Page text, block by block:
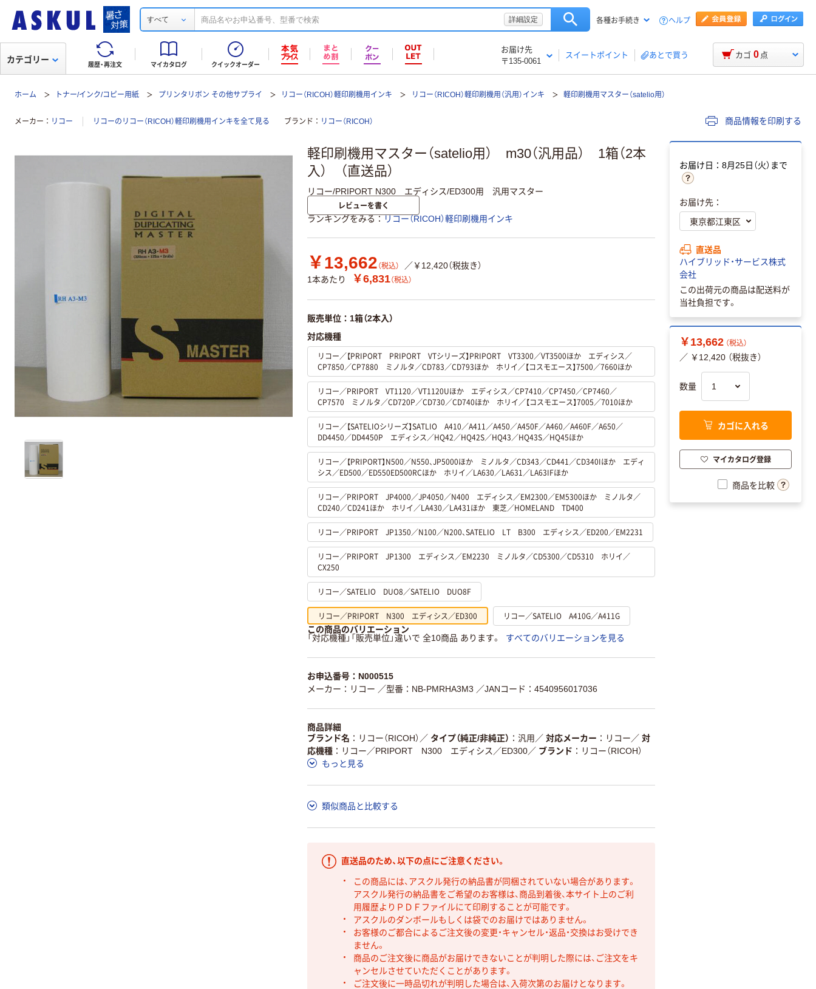
すべて 詳細設定 各種お手続き ヘルプ
履歴・再注文 マイカタログ クイックオーダー
お届け先
〒135-0061
スイートポイント あとで買う
カテゴリー カゴ 0 点
ホーム トナー/インク/コピー用紙 プリンタリボン その他サプライ リコー（RICOH）軽印刷機用インキ リコー（RICOH）軽印刷機用（汎用）インキ 軽印刷機用マスター（satelio用）
メーカー リコー リコーのリコー（RICOH）軽印刷機用インキを全て見る ブランド リコー（RICOH） 商品情報を印刷する
軽印刷機用マスター（satelio用） m30（汎用品） 1箱（2本
入） （直送品）
リコー/PRIPORT N300 エディシス/ED300用 汎用マスター
レビューを書く
ランキングをみる リコー（RICOH）軽印刷機用インキ
￥13,662 （税込）
／￥12,420（税抜き）
1本あたり
￥6,831（税込）
販売単位：1箱（2本入）
対応機種
リコー／【PRIPORT PRIPORT VTシリーズ】PRIPORT VT3300／VT3500ほか エディシス／
CP7850／CP7880 ミノルタ／CD783／CD793ほか ホリイ／【コスモエース】7500／7660ほか
リコー／PRIPORT VT1120／VT1120Uほか エディシス／CP7410／CP7450／CP7460／
CP7570 ミノルタ／CD720P／CD730／CD740ほか ホリイ／【コスモエース】7005／7010ほか
リコー／【SATELIOシリーズ】SATLIO A410／A411／A450／A450F／A460／A460F／A650／
DD4450／DD4450P エディシス／HQ42／HQ42S／HQ43／HQ43S／HQ45ほか
リコー／【PRIPORT】N500／N550、JP5000ほか ミノルタ／CD343／CD441／CD340Iほか エディ
シス／ED500／ED550ED500RCほか ホリイ／LA630／LA631／LA63IFほか
リコー／PRIPORT JP4000／JP4050／N400 エディシス／EM2300／EM5300ほか ミノルタ／
CD240／CD241ほか ホリイ／LA430／LA431ほか 東芝／HOMELAND TD400
リコー／PRIPORT JP1350／N100／N200、SATELIO LT B300 エディシス／ED200／EM2231
リコー／PRIPORT JP1300 エディシス／EM2230 ミノルタ／CD5300／CD5310 ホリイ／
CX250
リコー／SATELIO DUO8／SATELIO DUO8F
リコー／PRIPORT N300 エディシス／ED300 リコー／SATELIO A410G／A411G
この商品のバリエーション
「対応機種」「販売単位」違いで 全10商品 あります。
すべてのバリエーションを見る
お申込番号：N000515
メーカー：リコー ／型番：NB-PMRHA3M3 ／JANコード：4540956017036
商品詳細
ブランド名
リコー（RICOH） ／ タイプ（純正/非純正） 汎用 ／ 対応メーカー リコー ／ 対
応機種
リコー／PRIPORT N300 エディシス／ED300／ ブランド
リコー（RICOH）
もっと見る
類似商品と比較する
直送品のため、以下の点にご注意ください。
この商品には、アスクル発行の納品書が同梱されていない場合があります。
アスクル発行の納品書をご希望のお客様は、商品到着後、本サイト上のご利
用履歴よりＰＤＦファイルにて印刷することが可能です。
アスクルのダンボールもしくは袋でのお届けではありません。
お客様のご都合によるご注文後の変更・キャンセル・返品・交換はお受けでき
ません。
商品のご注文後に商品がお届けできないことが判明した際には、ご注文をキ
ャンセルさせていただくことがあります。
ご注文後に一時品切れが判明した場合は、入荷次第のお届けとなります。
お届け日：8月25日（火）まで
お届け先：
直送品
ハイブリッド・サービス株式
会社
この出荷元の商品は配送料が
当社負担です。
￥13,662 （税込）
／ ￥12,420 （税抜き）
数量
カゴに入れる
マイカタログ登録
商品を比較